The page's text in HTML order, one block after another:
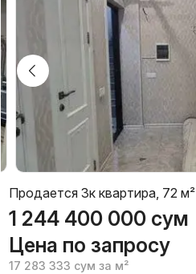
Продается 3к квартира, 72 м²
1 244 400 000 сум
Цена по запросу
17 283 333 сум за м²